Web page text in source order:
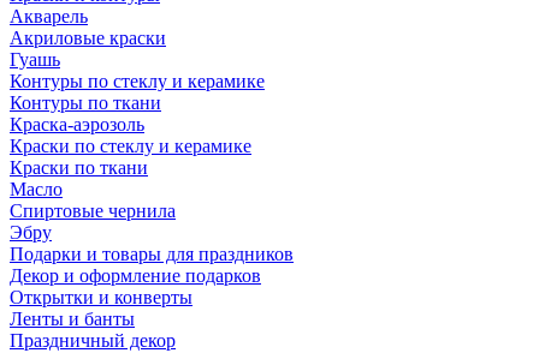
Акварель
Акриловые краски
Гуашь
Контуры по стеклу и керамике
Контуры по ткани
Краска-аэрозоль
Краски по стеклу и керамике
Краски по ткани
Масло
Спиртовые чернила
Эбру
Подарки и товары для праздников
Декор и оформление подарков
Открытки и конверты
Ленты и банты
Праздничный декор